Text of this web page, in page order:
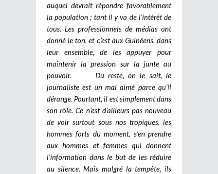
auquel devrait répondre favorablement
la population ; tant il y va de l’intérêt de
tous. Les professionnels de médias ont
donné le ton, et c’est aux Guinéens, dans
leur ensemble, de les appuyer pour
maintenir la pression sur la junte au
pouvoir. Du reste, on le sait, le
journaliste est un mal aimé parce qu’il
dérange. Pourtant, il est simplement dans
son rôle. Ce n’est d’ailleurs pas nouveau
de voir surtout sous nos tropiques, les
hommes forts du moment, s’en prendre
aux hommes et femmes qui donnent
l’information dans le but de les réduire
au silence. Mais malgré la tempête, ils